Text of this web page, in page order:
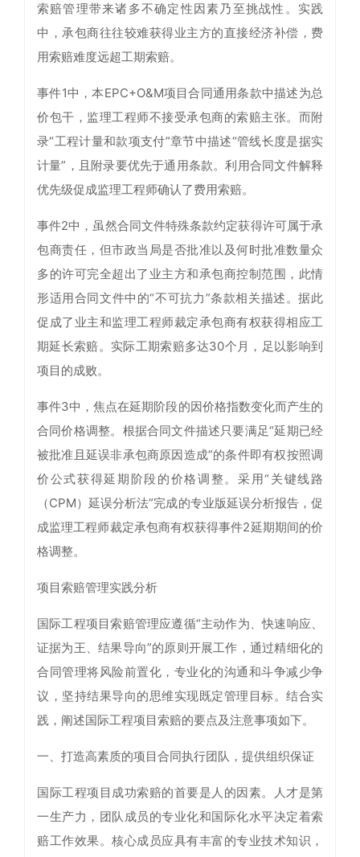
索赔管理带来诸多不确定性因素乃至挑战性。实践
中，承包商往往较难获得业主方的直接经济补偿，费
用索赔难度远超工期索赔。
事件1中，本EPC+O&M项目合同通用条款中描述为总
价包干，监理工程师不接受承包商的索赔主张。而附
录“工程计量和款项支付”章节中描述“管线长度是据实
计量”，且附录要优先于通用条款。利用合同文件解释
优先级促成监理工程师确认了费用索赔。
事件2中，虽然合同文件特殊条款约定获得许可属于承
包商责任，但市政当局是否批准以及何时批准数量众
多的许可完全超出了业主方和承包商控制范围，此情
形适用合同文件中的“不可抗力”条款相关描述。据此
促成了业主和监理工程师裁定承包商有权获得相应工
期延长索赔。实际工期索赔多达30个月，足以影响到
项目的成败。
事件3中，焦点在延期阶段的因价格指数变化而产生的
合同价格调整。根据合同文件描述只要满足“延期已经
被批准且延误非承包商原因造成”的条件即有权按照调
价公式获得延期阶段的价格调整。采用“关键线路
（CPM）延误分析法”完成的专业版延误分析报告，促
成监理工程师裁定承包商有权获得事件2延期期间的价
格调整。
项目索赔管理实践分析
国际工程项目索赔管理应遵循“主动作为、快速响应、
证据为王、结果导向”的原则开展工作，通过精细化的
合同管理将风险前置化，专业化的沟通和斗争减少争
议，坚持结果导向的思维实现既定管理目标。结合实
践，阐述国际工程项目索赔的要点及注意事项如下。
一、打造高素质的项目合同执行团队，提供组织保证
国际工程项目成功索赔的首要是人的因素。人才是第
一生产力，团队成员的专业化和国际化水平决定着索
赔工作效果。核心成员应具有丰富的专业技术知识，